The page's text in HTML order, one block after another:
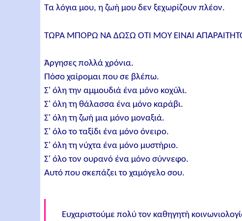
Τα λόγια μου, η ζωή μου δεν ξεχωρίζουν πλέον.
ΤΩΡΑ ΜΠΟΡΩ ΝΑ ΔΩΣΩ ΟΤΙ ΜΟΥ ΕΙΝΑΙ
Άργησες πολλά χρόνια.
Πόσο χαίρομαι που σε βλέπω.
Σ' όλη την αμμουδιά ένα μόνο κοχύλι.
Σ' όλη τη θάλασσα ένα μόνο καράβι.
Σ' όλη τη ζωή μια μόνο μοναξιά.
Σ' όλο το ταξίδι ένα μόνο όνειρο.
Σ' όλη τη νύχτα ένα μόνο μυστήριο.
Σ' όλο τον ουρανό ένα μόνο σύννεφο.
Αυτό που σκεπάζει το χαμόγελο σου.
Ευχαριστούμε πολύ τον καθηγητή